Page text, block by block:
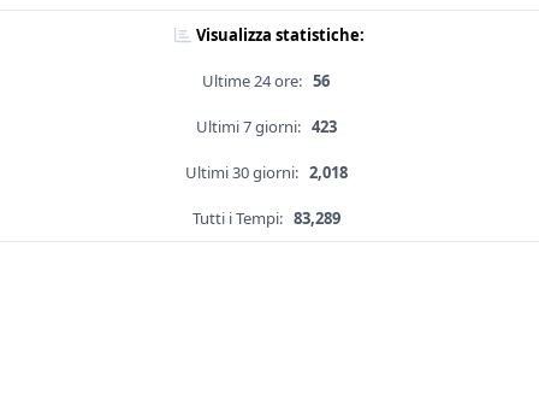
Visualizza statistiche:
Ultime 24 ore: 56
Ultimi 7 giorni: 423
Ultimi 30 giorni: 2,018
Tutti i Tempi: 83,289